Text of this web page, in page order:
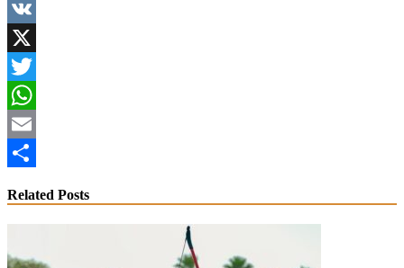
Facebook
VK
X
Twitter
WhatsApp
Email
Related Posts